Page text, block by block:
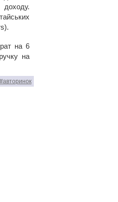
на 6
на
#авторинок